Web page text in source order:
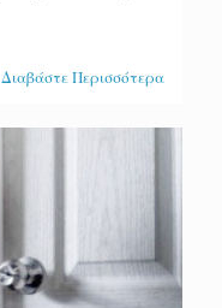
Διαβάστε Περισσότερα